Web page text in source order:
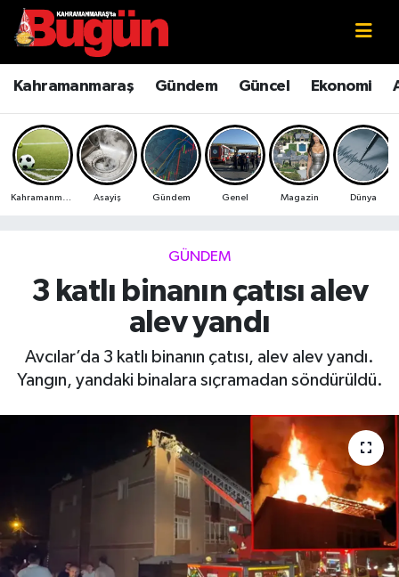
Kahramanmaraş Gündem Güncel Ekonomi
Asayiş Gündem Genel Magazin Dünya
GÜNDEM
3 katlı binanın çatısı alev
alev yandı
Avcılar’da 3 katlı binanın çatısı, alev alev yandı.
Yangın, yandaki binalara sıçramadan söndürüldü.
Kahramanmaraş
Kahramanmaraş Sokak Röportajları
Bilim ve Teknoloji
Çevre
Ekonomi
Güncel
Haberde İnsan
Kültür Sanat
Manşet Altı
Kahramanmaraş Nöbetçi Eczaneler
Kahramanmaraş Hava Durumu
Kahramanmaraş Namaz Vakitleri
Kahramanmaraş Trafik Yoğunluk Haritası
Süper Lig Puan Durumu ve Fikstür
Tüm Manşetler
Son Dakika Haberleri
Haber Arşivi